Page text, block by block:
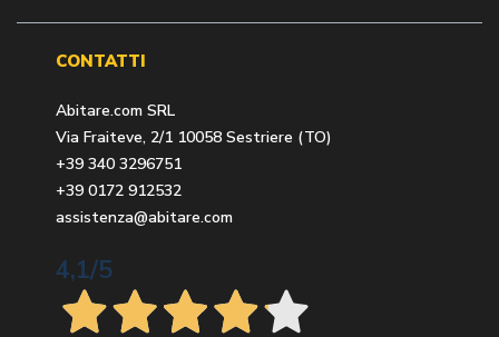
CONTATTI
Abitare.com SRL
Via Fraiteve, 2/1 10058 Sestriere (TO)
+39 340 3296751
+39 0172 912532
assistenza@abitare.com
4,1/5